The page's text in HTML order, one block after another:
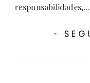
responsabilidades,...
-